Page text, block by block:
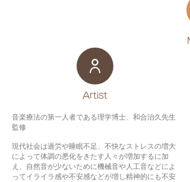
​Artist
音楽療法の第一人者である理学博士、和合治久先生
監修
現代社会は過労や睡眠不足、不快なストレスの増大
によって体調の悪化をきたす人々が増加するに加
え、自然音が少ないために機械音や人工音などによ
ってイライラ感や不安感などが増し精神的にも不安